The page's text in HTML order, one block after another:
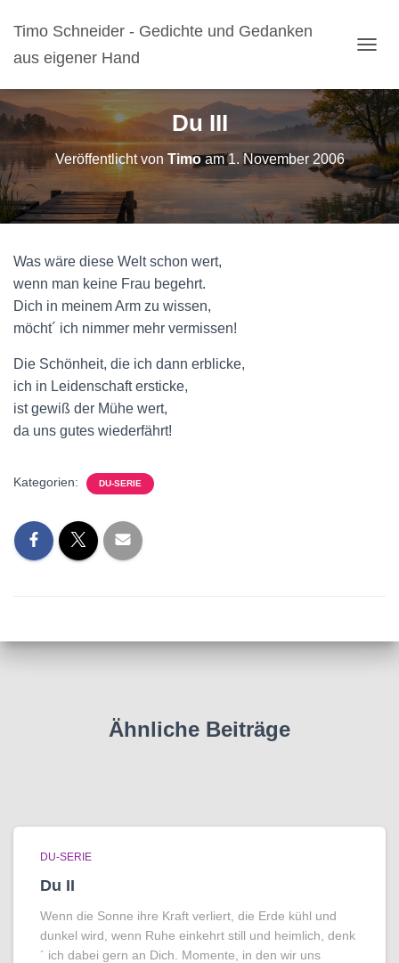
Timo Schneider - Gedichte und Gedanken
aus eigener Hand
V
I
G
A
T
I
O
N
U
Du III
Veröffentlicht von Timoam1. November 2006
Was wäre diese Welt schon wert,
wenn man keine Frau begehrt.
Dich in meinem Arm zu wissen,
möcht´ ich nimmer mehr vermissen!
Die Schönheit, die ich dann erblicke,
ich in Leidenschaft ersticke,
ist gewiß der Mühe wert,
da uns gutes wiederfährt!
Kategorien: DU-SERIE
Ähnliche Beiträge
DU-SERIE
Du II
Wenn die Sonne ihre Kraft verliert, die Erde kühl und
dunkel wird, wenn Ruhe einkehrt still und heimlich, denk
´ ich dabei gern an Dich. Momente, in den wir uns